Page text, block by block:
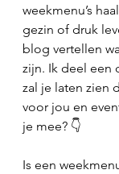
weekmenu’s
gezin of druk
blog vertellen
zijn. Ik deel een
zal je laten zien
voor jou en
je mee? 👇
Is een